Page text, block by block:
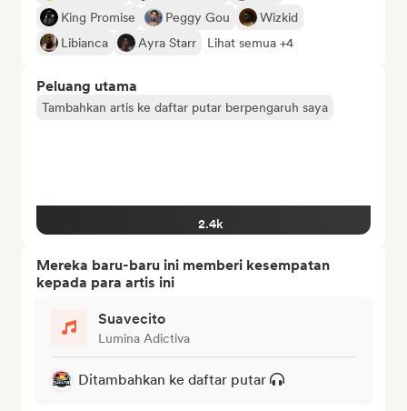
King Promise
Peggy Gou
Wizkid
Libianca
Ayra Starr Lihat semua +4
Peluang utama
Tambahkan artis ke daftar putar berpengaruh saya
2.4k
Mereka baru-baru ini memberi kesempatan
kepada para artis ini
Suavecito
Lumina Adictiva
Ditambahkan ke daftar putar